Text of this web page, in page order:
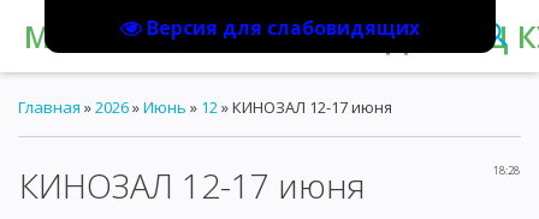
Версия для слабовидящих
МБУК "КОРАБЛИНСКИЙ ДВОРЕЦ
Главная »2026»Июнь » 12» КИНОЗАЛ 12-17 июня
18:28
КИНОЗАЛ 12-17 июня